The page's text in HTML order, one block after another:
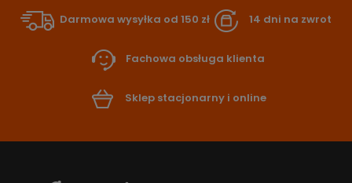
Darmowa wysyłka od 150 zł 14 dni na zwrot
Fachowa obsługa klienta
Sklep stacjonarny i online